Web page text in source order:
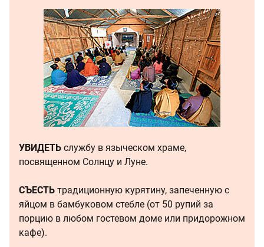
УВИДЕТЬ службу в языческом храме,
посвященном Солнцу и Луне.
СЪЕСТЬ традиционную курятину, запеченную с
яйцом в бамбуковом стебле (от 50 рупий за
порцию в любом гостевом доме или придорожном
кафе).